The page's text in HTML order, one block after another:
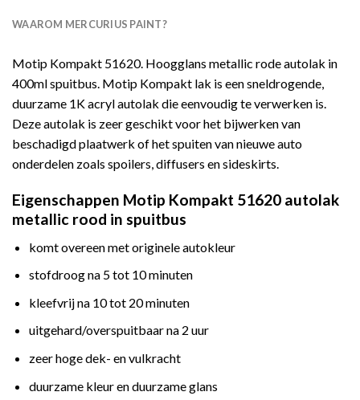
WAAROM MERCURIUS PAINT?
Motip Kompakt 51620. Hoogglans metallic rode autolak in
400ml spuitbus. Motip Kompakt lak is een sneldrogende,
duurzame 1K acryl autolak die eenvoudig te verwerken is.
Deze autolak is zeer geschikt voor het bijwerken van
beschadigd plaatwerk of het spuiten van nieuwe auto
onderdelen zoals spoilers, diffusers en sideskirts.
Eigenschappen Motip Kompakt 51620 autolak
metallic rood in spuitbus
komt overeen met originele autokleur
stofdroog na 5 tot 10 minuten
kleefvrij na 10 tot 20 minuten
uitgehard/overspuitbaar na 2 uur
zeer hoge dek- en vulkracht
duurzame kleur en duurzame glans